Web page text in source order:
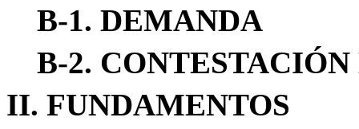
B-1. DEMANDA
B-2.
II. FUNDAMENTOS